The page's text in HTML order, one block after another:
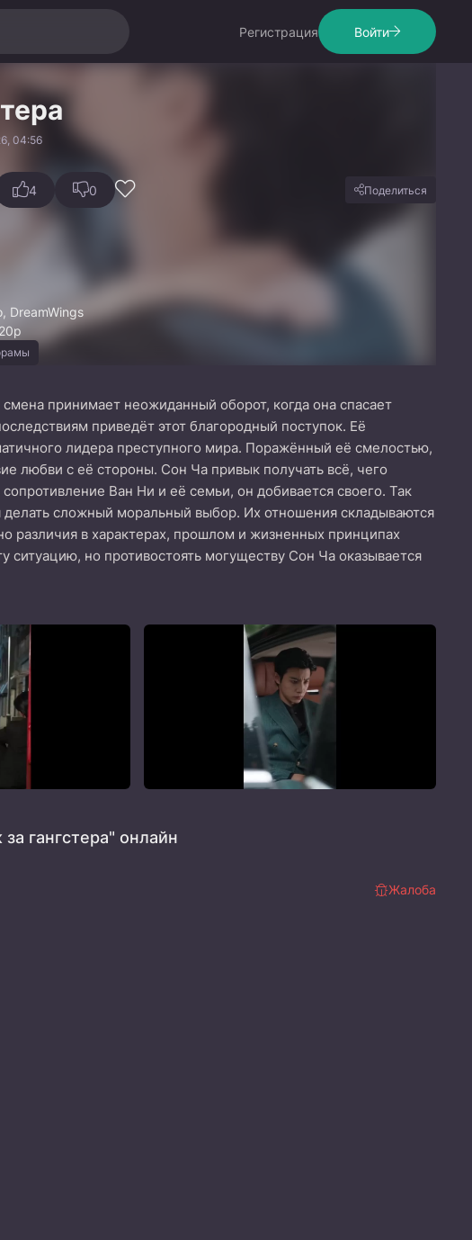
Регистрация Войти
04:56
4 0 Поделиться
DreamWings
принимает неожиданный оборот, когда она спасает
приведёт этот благородный поступок. Её
лидера преступного мира. Поражённый её смелостью,
любви с её стороны. Сон Ча привык получать всё, чего
Ван Ни и её семьи, он добивается своего. Так
сложный моральный выбор. Их отношения складываются
в характерах, прошлом и жизненных принципах
но противостоять могуществу Сон Ча оказывается
гангстера" онлайн
Жалоба